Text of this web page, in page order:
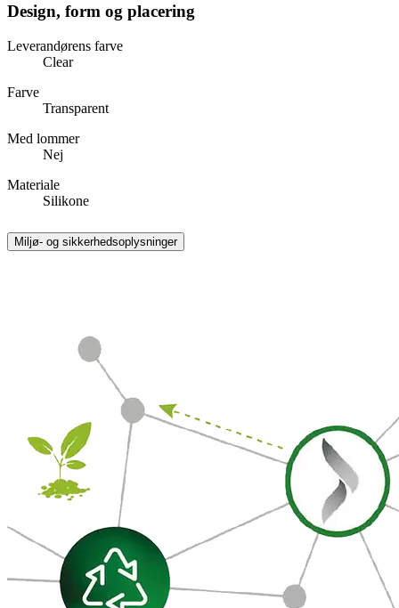
Design, form og placering
Leverandørens farve
Clear
Farve
Transparent
Med lommer
Nej
Materiale
Silikone
Miljø- og sikkerhedsoplysninger